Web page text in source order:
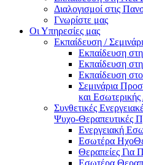
Διαλογισμοί στις
Γνωρίστε μας
Οι Υπηρεσίες μας
Εκπαίδευση /
Εκπαίδευση
Εκπαίδευση
Εκπαίδευση
Σεμινάρια
και Εσωτερικής
Συνθετικές
Ψυχο-Θεραπευτικές
Ενεργειακή
Εσωτέρα
Θεραπείες Για
Εσωτέρα